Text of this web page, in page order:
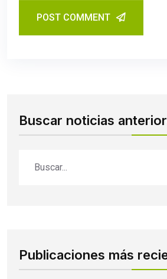
POST COMMENT
Buscar noticias
Publicaciones más